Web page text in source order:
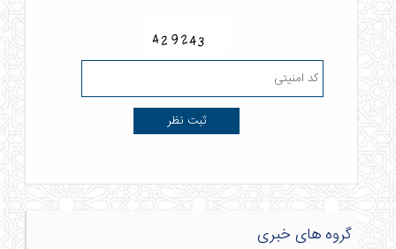
گروه های خبری